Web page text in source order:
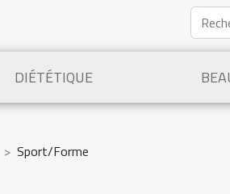
DIÉTÉTIQUE
Sport/Forme